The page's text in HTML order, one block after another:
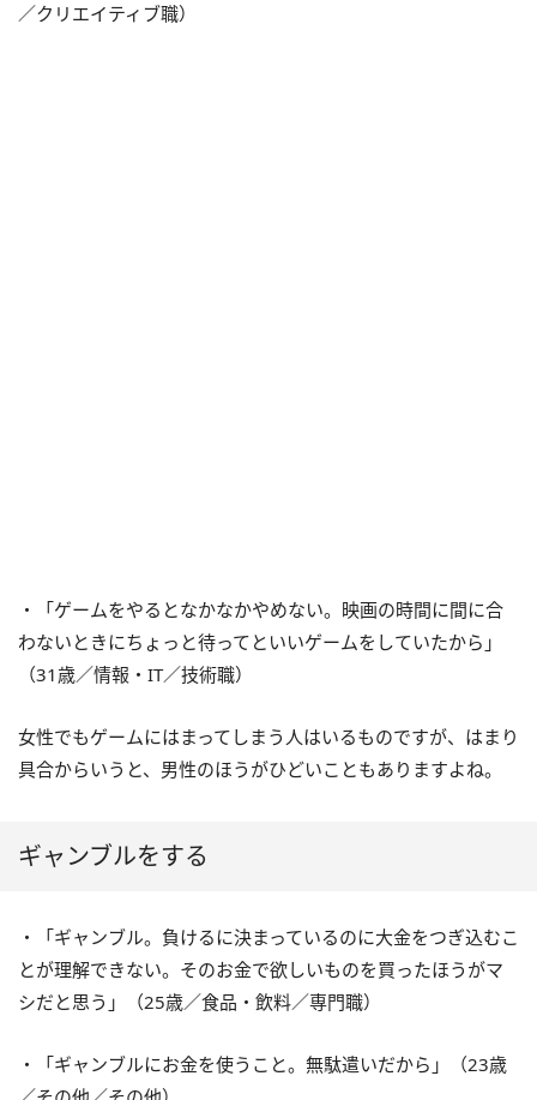
／クリエイティブ職）
・「ゲームをやるとなかなかやめない。映画の時間に間に合
わないときにちょっと待ってといいゲームをしていたから」
（31歳／情報・IT／技術職）
女性でもゲームにはまってしまう人はいるものですが、はまり
具合からいうと、男性のほうがひどいこともありますよね。
ギャンブルをする
・「ギャンブル。負けるに決まっているのに大金をつぎ込むこ
とが理解できない。そのお金で欲しいものを買ったほうがマ
シだと思う」（25歳／食品・飲料／専門職）
・「ギャンブルにお金を使うこと。無駄遣いだから」（23歳